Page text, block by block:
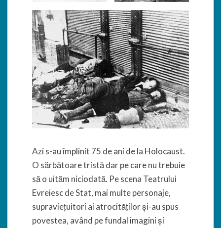
Azi s-au împlinit 75 de ani de la Holocaust.
O sărbătoare tristă dar pe care nu trebuie
să o uităm niciodată. Pe scena Teatrului
Evreiesc de Stat, mai multe personaje,
supraviețuitori ai atrocităților și-au spus
povestea, având pe fundal imagini și